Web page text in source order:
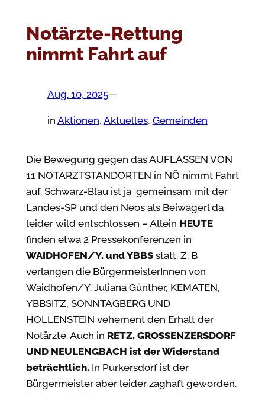
Notärzte-Rettung
nimmt Fahrt auf
Aug. 10, 2025—
in Aktionen, Aktuelles, Gemeinden
Die Bewegung gegen das AUFLASSEN VON
11 NOTARZTSTANDORTEN in NÖ nimmt Fahrt
auf. Schwarz-Blau ist ja gemeinsam mit der
Landes-SP und den Neos als Beiwagerl da
leider wild entschlossen – Allein HEUTE
finden etwa 2 Pressekonferenzen in
WAIDHOFEN/Y. und YBBSstatt. Z. B
verlangen die BürgermeisterInnen von
Waidhofen/Y. Juliana Günther, KEMATEN,
YBBSITZ, SONNTAGBERG UND
HOLLENSTEIN vehement den Erhalt der
Notärzte. Auch in RETZ, GROSSENZERSDORF
UND NEULENGBACH ist der Widerstand
beträchtlich.In Purkersdorf ist der
Bürgermeister aber leider zaghaft geworden.